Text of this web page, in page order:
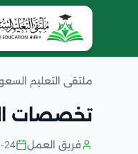
ملتقى التعليم
تخصصات
فريق العمل 24